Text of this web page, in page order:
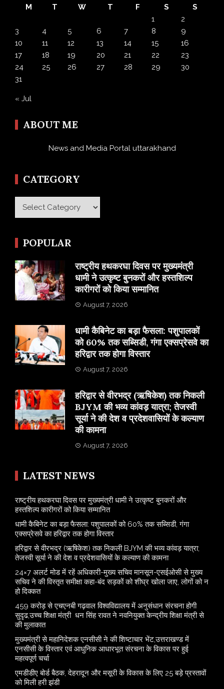
M
T W T F S
S
1
2
3
4 5 6 7 8
9
10
11 12 13 14 15
16
17
18 19 20 21 22
23
24
25 26 27 28 29
30
31
« Jul
ABOUT ME
News and Media Portal uttarakhand
CATEGORY
Category
POPULAR
राष्ट्रीय हथकरघा दिवस पर मुख्यमंत्री
धामी ने उत्कृष्ट बुनकरों और हस्तशिल्प
कारीगरों को किया सम्मानित
August 7, 2026
​धामी कैबिनेट का बड़ा फैसला: पशुपालकों
को 60% तक सब्सिडी, गंगा एक्सप्रेसवे का
हरिद्वार तक होगा विस्तार
August 7, 2026
​हरिद्वार से वीरभद्र (ऋषिकेश) तक निकली
BJYM की भव्य कांवड़ यात्रा; तेजस्वी
सूर्या ने की देश व प्रदेशवासियों के कल्याण
की कामना
August 7, 2026
LATEST NEWS
राष्ट्रीय हथकरघा दिवस पर मुख्यमंत्री धामी ने उत्कृष्ट बुनकरों और
हस्तशिल्प कारीगरों को किया सम्मानित
​धामी कैबिनेट का बड़ा फैसला: पशुपालकों को 60% तक सब्सिडी, गंगा
एक्सप्रेसवे का हरिद्वार तक होगा विस्तार
​हरिद्वार से वीरभद्र (ऋषिकेश) तक निकली BJYM की भव्य कांवड़ यात्रा;
तेजस्वी सूर्या ने की देश व प्रदेशवासियों के कल्याण की कामना
24×7 अलर्ट मोड में रहें अधिकारी-मुख्य सचिव मानसून-एसईओसी से मुख्य
सचिव ने की विस्तृत समीक्षा कहा-बंद सड़कों को शीघ्र खोला जाए, लोगों को न
हो दिक्कत
459 करोड़ से एचएनबी गढ़वाल विश्वविद्यालय में अनुसंधान संरचना होगी
सुदृढ,उच्च शिक्षा मंत्री धन सिंह रावत ने नवनियुक्त केन्द्रीय शिक्षा मंत्री से
की मुलाकात
मुख्यमंत्री से महानिदेशक एनसीसी ने की शिष्टाचार भेंट,उत्तराखण्ड में
एनसीसी के विस्तार एवं आधुनिक आधारभूत संरचना के विकास पर हुई
महत्वपूर्ण चर्चा
एमडीडीए बोर्ड बैठक, देहरादून और मसूरी के विकास के लिए 25 बड़े प्रस्तावों
को मिली हरी झंडी